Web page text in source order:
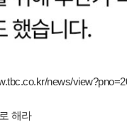
news/
해라